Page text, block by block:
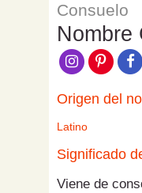
Consuelo
Nombre
Origen del
Latino
Significado
Viene de